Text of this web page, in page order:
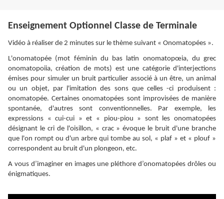
Enseignement Optionnel Classe de Terminale
Vidéo à réaliser de 2 minutes sur le thème suivant « Onomatopées ».
L'onomatopée (mot féminin du bas latin onomatopœia, du grec
onomatopoiia, création de mots) est une catégorie d'interjections
émises pour simuler un bruit particulier associé à un être, un animal
ou un objet, par l'imitation des sons que celles -ci produisent :
onomatopée. Certaines onomatopées sont improvisées de manière
spontanée, d'autres sont conventionnelles. Par exemple, les
expressions « cui-cui » et « piou-piou » sont les onomatopées
désignant le cri de l'oisillon, « crac » évoque le bruit d'une branche
que l'on rompt ou d'un arbre qui tombe au sol, « plaf » et « plouf »
correspondent au bruit d'un plongeon, etc.
A vous d’imaginer en images une pléthore d’onomatopées drôles ou
énigmatiques.